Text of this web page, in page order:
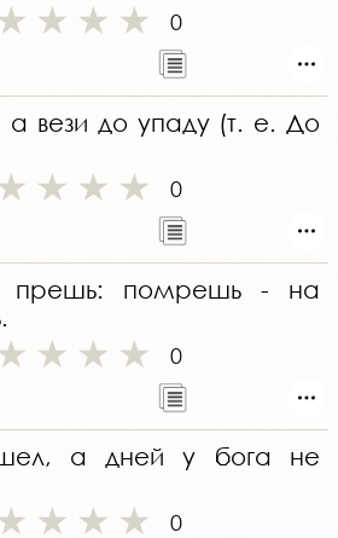
0
вези до упаду (т. е. До
0
прешь: помрешь - на
0
а дней у бога не
0